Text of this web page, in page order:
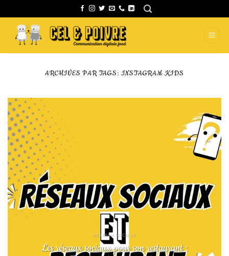
au
contenu
ARCHIVES PAR TAGS: INSTAGRAM KIDS
RÉSEAUX SOCIAUX
Les réseaux sociaux pour son restaurant :